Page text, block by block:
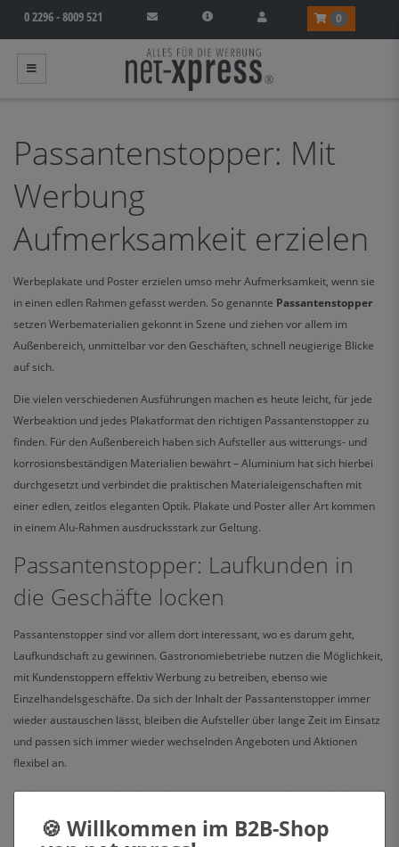
0 2296 - 8009 521 0
Passantenstopper: Mit
Werbung
Aufmerksamkeit erzielen
Werbeplakate und Poster erzielen umso mehr Aufmerksamkeit, wenn sie
in einen edlen Rahmen gefasst werden. So genannte Passantenstopper
setzen Werbematerialien gekonnt in Szene und ziehen vor allem im
Außenbereich, unmittelbar vor den Geschäften, schnell neugierige Blicke
auf sich.
Die vielen verschiedenen Ausführungen machen es heute leicht, für jede
Werbeaktion und jedes Plakatformat den richtigen Passantenstopper zu
finden. Für den Außenbereich haben sich Aufsteller aus witterungs- und
korrosionsbeständigen Materialien bewährt – Aluminium hat sich hierbei
durchgesetzt und verbindet die praktischen Materialeigenschaften mit
einer edlen, zeitlos eleganten Optik. Plakate und Poster aller Art kommen
in einem Alu-Rahmen ausdrucksstark zur Geltung.
Passantenstopper: Laufkunden in
die Geschäfte locken
Passantenstopper sind vor allem dort interessant, wo es darum geht,
Laufkundschaft zu gewinnen. Gastronomiebetriebe nutzen die Möglichkeit,
mit Kundenstoppern effektiv Werbung zu betreiben, ebenso wie
Einzelhandelsgeschäfte. Da sich der Inhalt der Passantenstopper immer
wieder austauschen lässt, bleiben die Aufsteller über lange Zeit im Einsatz
und passen sich immer wieder wechselnden Angeboten und Aktionen
flexibel an.
Auf www.net-xpress.de gibt esPassantenstopperin vielen verschiedenen
Ausführungen. Wetterfeste Aluminium-Modelle sind in DIN A0- bis DIN A2-
Größe verfügbar, darüber hinaus auch in den gern gewählten Formaten 50